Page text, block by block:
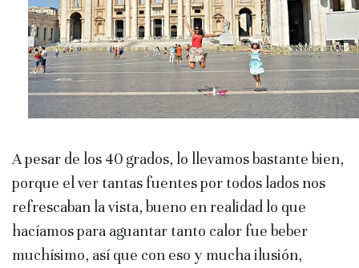
A pesar de los 40 grados, lo llevamos bastante bien,
porque el ver tantas fuentes por todos lados nos
refrescaban la vista, bueno en realidad lo que
hacíamos para aguantar tanto calor fue beber
muchísimo, así que con eso y mucha ilusión,